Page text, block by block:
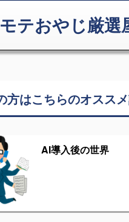
テおやじ厳選
方はこちらのオスス
AI導入後の世界